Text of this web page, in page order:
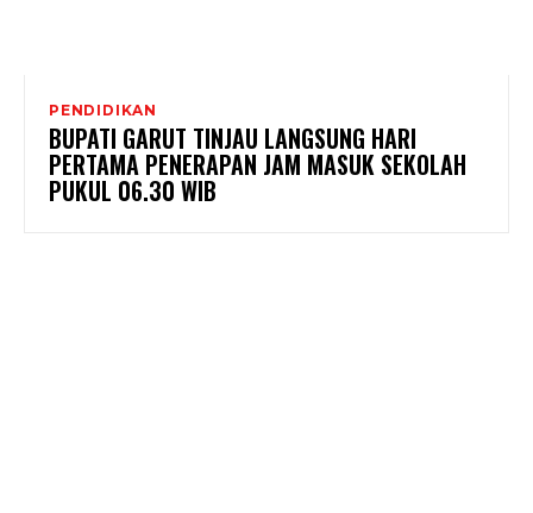
PENDIDIKAN
BUPATI GARUT TINJAU LANGSUNG HARI
PERTAMA PENERAPAN JAM MASUK SEKOLAH
PUKUL 06.30 WIB